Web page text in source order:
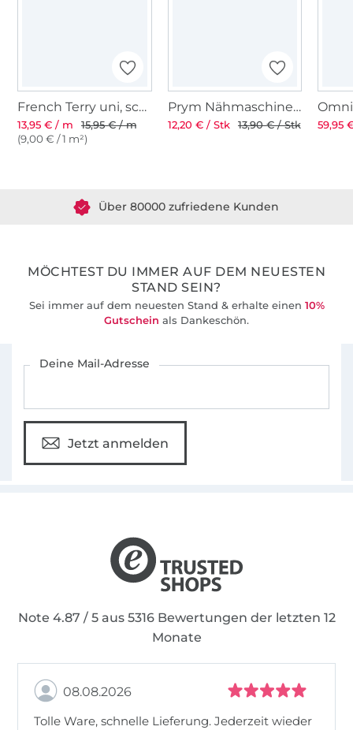
French Terry uni, schwarz
13,95 € / m
15,95 € / m
(9,00 € / 1 m²)
Prym Nähmaschinen-Spulenring
12,20 € / Stk 13,90 € / Stk 59,95
MÖCHTEST DU IMMER AUF DEM NEUESTEN
STAND SEIN?
Sei immer auf dem neuesten Stand & erhalte einen 10%
Gutschein als Dankeschön.
Deine Mail-Adresse
Jetzt anmelden
Note 4.87 / 5 aus 5316 Bewertungen der letzten 12
Monate
08.08.2026
Tolle Ware, schnelle Lieferung. Jederzeit wieder